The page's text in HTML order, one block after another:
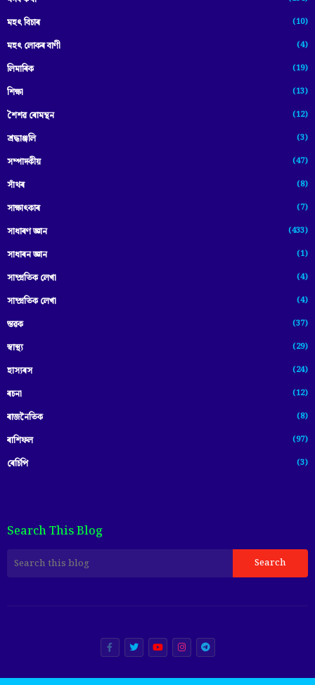
মহৎ বিচাৰ (10)
মহৎ লোকৰ বাণী (4)
লিমাৰিক (19)
শিক্ষা (13)
শৈশৱ ৰোমন্থন (12)
শ্ৰদ্ধাঞ্জলি (3)
সম্পাদকীয় (47)
সাঁথৰ (8)
সাক্ষাৎকাৰ (7)
সাধাৰণ জ্ঞান (433)
সাধাৰন জ্ঞান (1)
সাম্প্রতিক লেখা (4)
সাম্প্ৰতিক লেখা (4)
স্তৱক (37)
স্বাস্থ্য (29)
হাস্যৰস (24)
ৰচনা (12)
ৰাজনৈতিক (8)
ৰাশিফল (97)
ৰেচিপি (3)
Search This Blog